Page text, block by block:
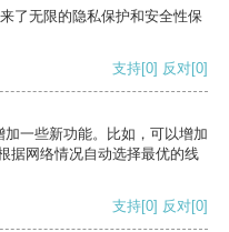
了无限的隐私保护和安全性保
支持[0] 反对[0]
一些新功能。比如，可以增加
据网络情况自动选择最优的线
支持[0] 反对[0]